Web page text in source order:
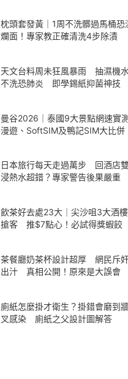
枕頭套發黃｜1周不洗髒過馬桶恐
爛面！專家教正確清洗4步除漬
天文台料周未狂風暴雨 抽濕機
不洗恐肺炎 即學錫紙抑菌神技
曼谷2026｜泰國9大景點網速實測
漫遊、SoftSIM及鴨記SIM大比併
日本旅行每天走過萬步 回酒店
浸熱水超錯？專家警告後果嚴重
飲茶好去處23大｜尖沙咀3大酒
搶客 推$7點心！必試得獎蝦餃
茶餐廳奶茶杯設計超厚 網民斥
出汁 真相公開！原來是大誤會
廁紙怎麼掛才衛生？掛錯會磨到
叉感染 廁紙之父設計圖解答